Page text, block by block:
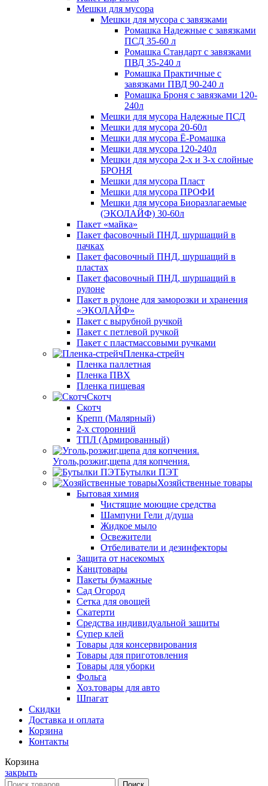
Мешки для мусора
Мешки для мусора с завязками
Ромашка Надежные с завязками
ПСД 35-60 л
Ромашка Стандарт с завязками
ПВД 35-240 л
Ромашка Практичные с
завязками ПВД 90-240 л
Ромашка Броня с завязками 120-
240л
Мешки для мусора Надежные ПСД
Мешки для мусора 20-60л
Мешки для мусора Ё-Ромашка
Мешки для мусора 120-240л
Мешки для мусора 2-х и 3-х слойные
БРОНЯ
Мешки для мусора Пласт
Мешки для мусора ПРОФИ
Мешки для мусора Биоразлагаемые
(ЭКОЛАЙФ) 30-60л
Пакет «майка»
Пакет фасовочный ПНД, шуршащий в
пачках
Пакет фасовочный ПНД, шуршащий в
пластах
Пакет фасовочный ПНД, шуршащий в
рулоне
Пакет в рулоне для заморозки и хранения
«ЭКОЛАЙФ»
Пакет с вырубной ручкой
Пакет с петлевой ручкой
Пакет с пластмассовыми ручками
Пленка-стрейч
Пленка паллетная
Пленка ПВХ
Пленка пищевая
Скотч
Скотч
Крепп (Малярный)
2-х сторонний
ТПЛ (Армированный)
Уголь,розжиг,щепа для копчения.
Бутылки ПЭТ
Хозяйственные товары
Бытовая химия
Чистящие моющие средства
Шампуни Гели д/душа
Жидкое мыло
Освежители
Отбеливатели и дезинфекторы
Защита от насекомых
Канцтовары
Пакеты бумажные
Сад Огород
Сетка для овощей
Скатерти
Средства индивидуальной защиты
Супер клей
Товары для консервирования
Товары для приготовления
Товары для уборки
Фольга
Хоз.товары для авто
Шпагат
Скидки
Доставка и оплата
Корзина
Контакты
Корзина
закрыть